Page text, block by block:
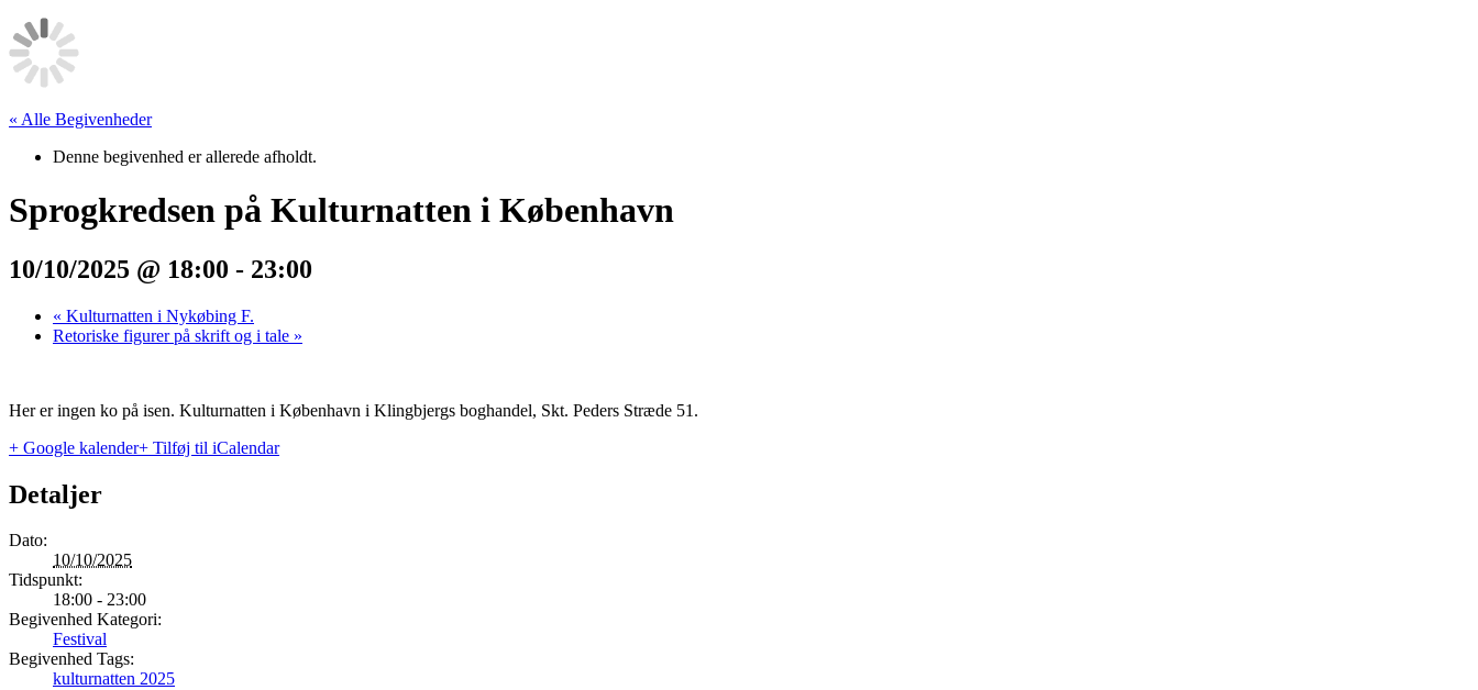
« Alle Begivenheder
Denne begivenhed er allerede afholdt.
Sprogkredsen på Kulturnatten i København
10/10/2025 @ 18:00 - 23:00
« Kulturnatten i Nykøbing F.
Retoriske figurer på skrift og i tale »
Her er ingen ko på isen. Kulturnatten i København i Klingbjergs boghandel, Skt. Peders Stræde 51.
+ Google kalender+ Tilføj til iCalendar
Detaljer
Dato:
10/10/2025
Tidspunkt:
18:00 - 23:00
Begivenhed Kategori:
Festival
Begivenhed Tags:
kulturnatten 2025